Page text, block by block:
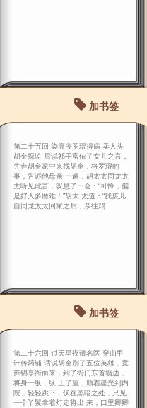
加书签
第二十五回 染瘟疫罗琨得病 卖人头
胡奎探监 后说祁子富依了女儿之言，
先奔胡奎家中来找胡奎，将罗琨的
事，告诉他母亲 一遍，胡太太同龙太
太听见此言，叹息了一会：“可怜，偏
是好人多磨难！”胡太 太道：“我孩儿
自同龙太太回家之后，亲往鸡
加书签
第二十六回 过天星夜请名医 穿山甲
计传药铺 话说胡奎别了五位英雄，竟
奔锦亭衙而来，到了衙门东首墙边，
将身一纵，纵 上了屋，顺着星光到内
院，轻轻跳下，伏在黑暗之处，只见
一个丫鬟拿着灯走将出 来，口里卿卿